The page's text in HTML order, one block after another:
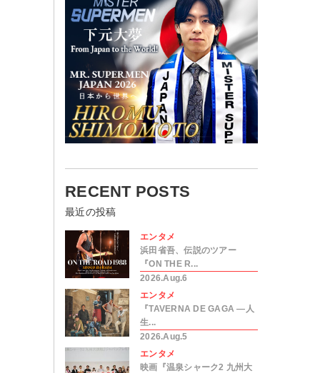
RECENT POSTS
最近の投稿
エンタメ
浜田省吾、伝説のツアー
『ON THE R...
2026.Aug.6
エンタメ
『TAVERNA DE GAGA ―人
生...
2026.Aug.5
エンタメ
映画『温泉シャーク2 九州大